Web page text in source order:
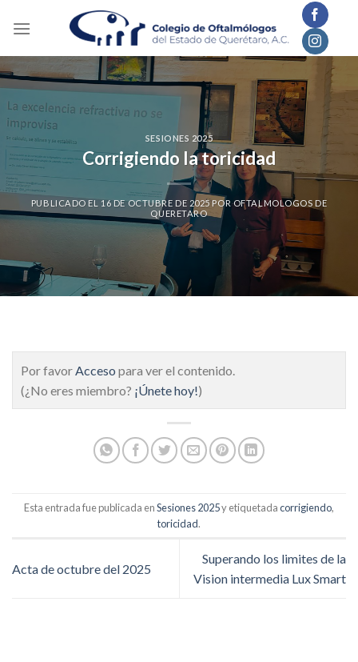
SESIONES 2025
Corrigiendo la toricidad
PUBLICADO EL 16 DE OCTUBRE DE 2025POROFTALMOLOGOS DE
QUERETARO
Por favorAcceso para ver el contenido.
(¿No eres miembro? ¡Únete hoy!)
Esta entrada fue publicada enSesiones 2025y etiquetadacorrigiendo,
toricidad.
Acta de octubre del 2025
Superando los limites de la
Vision intermedia Lux Smart